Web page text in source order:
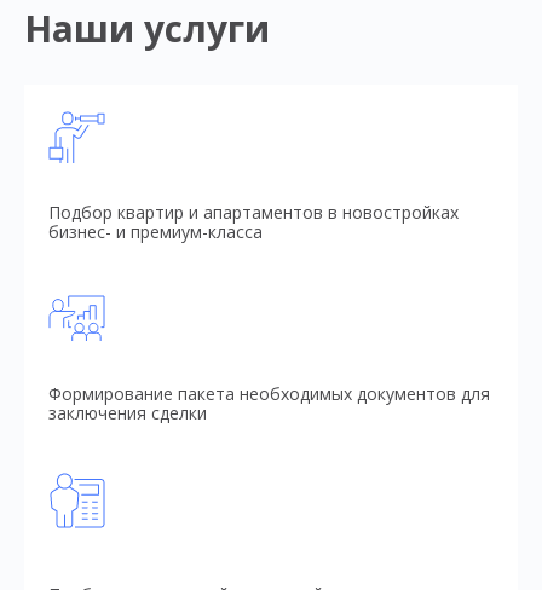
Наши услуги
Подбор квартир и апартаментов в новостройках
бизнес- и премиум-класса
Формирование пакета необходимых документов для
заключения сделки